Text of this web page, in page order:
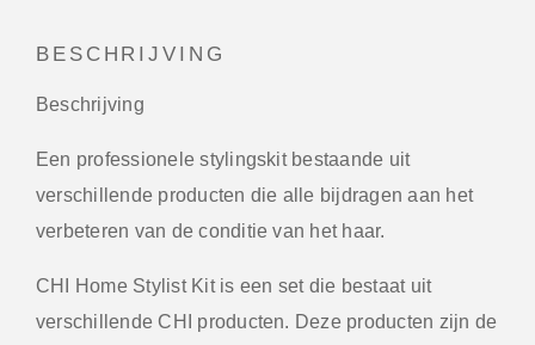
BESCHRIJVING
Beschrijving
Een professionele stylingskit bestaande uit
verschillende producten die alle bijdragen aan het
verbeteren van de conditie van het haar.
CHI Home Stylist Kit is een set die bestaat uit
verschillende CHI producten. Deze producten zijn de